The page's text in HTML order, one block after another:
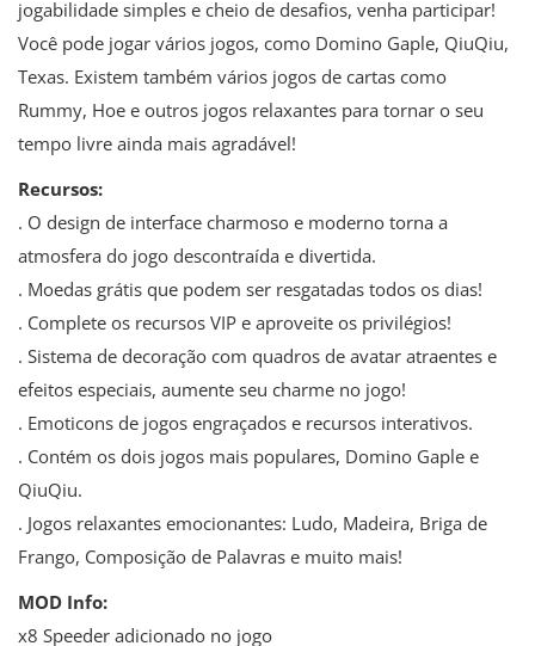
jogabilidade simples e cheio de desafios, venha participar!
Você pode jogar vários jogos, como Domino Gaple, QiuQiu,
Texas. Existem também vários jogos de cartas como
Rummy, Hoe e outros jogos relaxantes para tornar o seu
tempo livre ainda mais agradável!
Recursos:
. O design de interface charmoso e moderno torna a
atmosfera do jogo descontraída e divertida.
. Moedas grátis que podem ser resgatadas todos os dias!
. Complete os recursos VIP e aproveite os privilégios!
. Sistema de decoração com quadros de avatar atraentes e
efeitos especiais, aumente seu charme no jogo!
. Emoticons de jogos engraçados e recursos interativos.
. Contém os dois jogos mais populares, Domino Gaple e
QiuQiu.
. Jogos relaxantes emocionantes: Ludo, Madeira, Briga de
Frango, Composição de Palavras e muito mais!
MOD Info:
x8 Speeder adicionado no jogo